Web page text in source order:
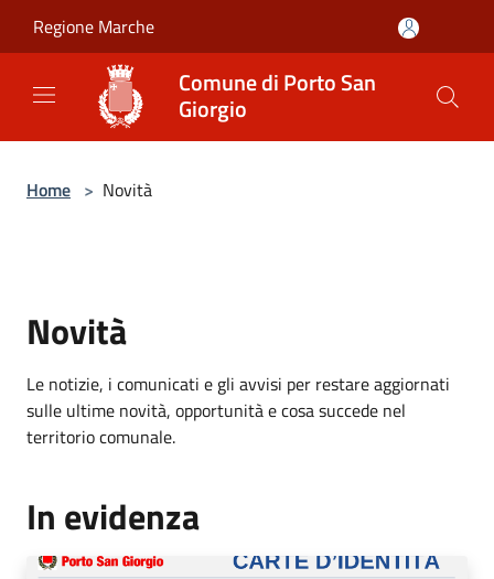
Regione Marche
Comune di Porto San
Giorgio
Home > Novità
Novità
Le notizie, i comunicati e gli avvisi per restare aggiornati
sulle ultime novità, opportunità e cosa succede nel
territorio comunale.
In evidenza